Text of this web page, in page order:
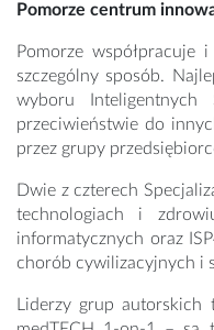
Pomorze centrum
Pomorze współpracuje
szczególny sposób.
wyboru Inteligentnych
przeciwieństwie do
przez grupy
Dwie z czterech
technologiach i
informatycznych oraz
chorób cywilizacyjnych i
Liderzy grup autorskich